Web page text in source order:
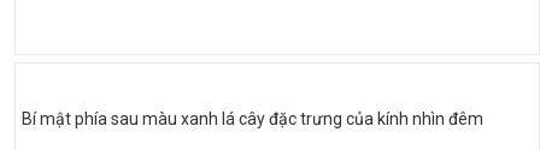
Bí mật phía sau màu xanh lá cây đặc trưng của kính nhìn đêm